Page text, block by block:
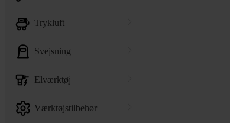
trykluft
svejsning
elværktøj
værktøjstilbehør